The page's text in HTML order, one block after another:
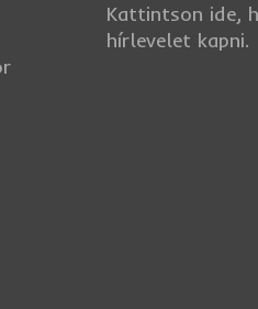
Kattintson ide,
hírlevelet kapni.